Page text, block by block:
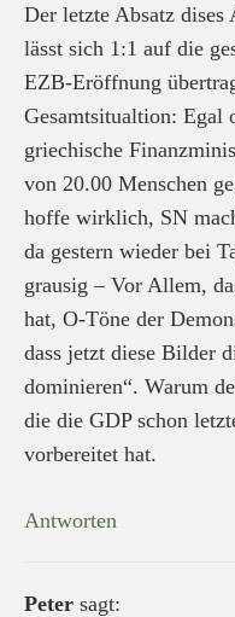
Der letzte Absatz
lässt sich 1:1 auf die
EZB-Eröffnung
Gesamtsitualtion: Egal
griechische
von 20.00 Menschen
hoffe wirklich, SN
da gestern wieder bei
grausig – Vor Allem,
hat, O-Töne der
dass jetzt diese Bilder
dominieren“. Warum
die die GDP schon
vorbereitet hat.
Antworten
Peter sagt: